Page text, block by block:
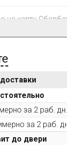
на карту
Вы
и получите
рублей).
за 2 раб.
за 2 раб.
до двери